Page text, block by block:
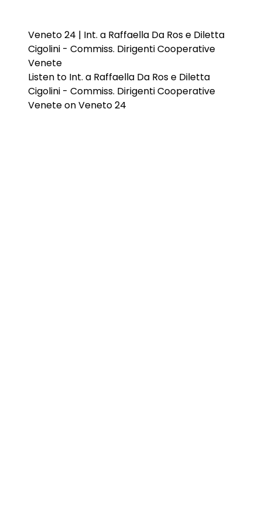
Veneto 24 | Int. a Raffaella Da Ros e Diletta
Cigolini - Commiss. Dirigenti Cooperative
Venete
Listen to Int. a Raffaella Da Ros e Diletta
Cigolini - Commiss. Dirigenti Cooperative
Venete on Veneto 24